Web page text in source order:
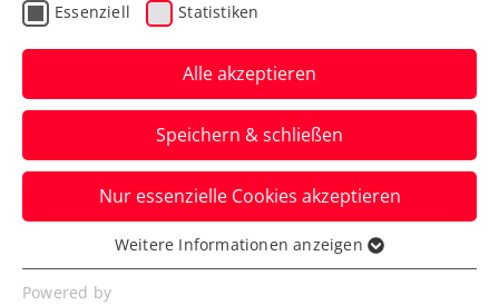
Wimbledon: Novak und
Kraus kämpfen um Plätze
im Hauptbewerb
Jurij Rodionov ist dahingegen in der
zweiten Qualifikationsrunde des Rasen-
Grand-Slams ausgeschieden.
Verfasst von: Manuel Wachta, 28.06.2023
Essenziell Statistiken
Alle akzeptieren
Speichern & schließen
Nur essenzielle Cookies akzeptieren
Essenziell
Essenzielle Cookies werden für grundlegende
Weitere Informationen anzeigen
Powered by